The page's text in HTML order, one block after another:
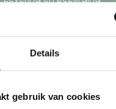
Details
gebruik van cookies
Snijverlies